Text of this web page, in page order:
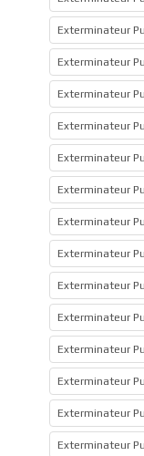
Exterminateur
Exterminateur
Exterminateur
Exterminateur
Exterminateur
Exterminateur
Exterminateur
Exterminateur
Exterminateur
Exterminateur
Exterminateur
Exterminateur
Exterminateur
Exterminateur